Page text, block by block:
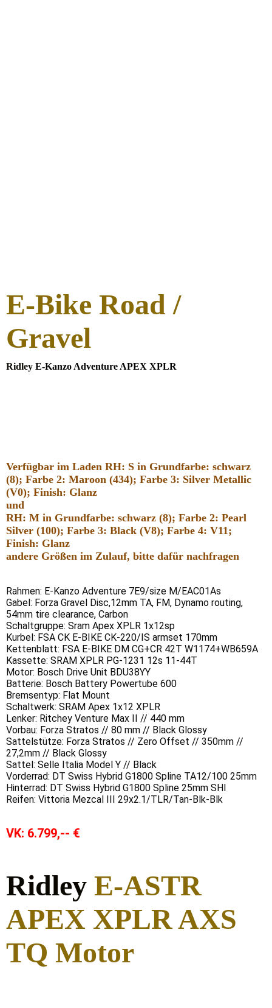
E-Bike Road /
Gravel
Ridley E-Kanzo Adventure APEX XPLR
Verfügbar im Laden RH: S in Grundfarbe: schwarz
(8); Farbe 2: Maroon (434); Farbe 3: Silver Metallic
(V0); Finish: Glanz
und
RH: M in Grundfarbe: schwarz (8); Farbe 2: Pearl
Silver (100); Farbe 3: Black (V8); Farbe 4: V11;
Finish: Glanz
andere Größen im Zulauf, bitte dafür nachfragen
Rahmen: E-Kanzo Adventure 7E9/size M/EAC01As
Gabel: Forza Gravel Disc,12mm TA, FM, Dynamo routing,
54mm tire clearance, Carbon
Schaltgruppe: Sram Apex XPLR 1x12sp
Kurbel: FSA CK E-BIKE CK-220/IS armset 170mm
Kettenblatt: FSA E-BIKE DM CG+CR 42T W1174+WB659A
Kassette: SRAM XPLR PG-1231 12s 11-44T
Motor: Bosch Drive Unit BDU38YY
Batterie: Bosch Battery Powertube 600
Bremsentyp: Flat Mount
Schaltwerk: SRAM Apex 1x12 XPLR
Lenker: Ritchey Venture Max II // 440 mm
Vorbau: Forza Stratos // 80 mm // Black Glossy
Sattelstütze: Forza Stratos // Zero Offset // 350mm //
27,2mm // Black Glossy
Sattel: Selle Italia Model Y // Black
Vorderrad: DT Swiss Hybrid G1800 Spline TA12/100 25mm
Hinterrad: DT Swiss Hybrid G1800 Spline 25mm SHI
Reifen: Vittoria Mezcal III 29x2.1/TLR/Tan-Blk-Blk
VK: 6.799,-- €
Ridley E-ASTR
APEX XPLR AXS
TQ Motor